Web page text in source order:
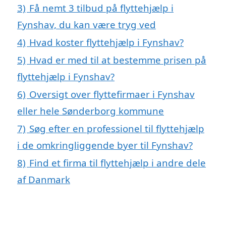
3) Få nemt 3 tilbud på flyttehjælp i
Fynshav, du kan være tryg ved
4) Hvad koster flyttehjælp i Fynshav?
5) Hvad er med til at bestemme prisen på
flyttehjælp i Fynshav?
6) Oversigt over flyttefirmaer i Fynshav
eller hele Sønderborg kommune
7) Søg efter en professionel til flyttehjælp
i de omkringliggende byer til Fynshav?
8) Find et firma til flyttehjælp i andre dele
af Danmark